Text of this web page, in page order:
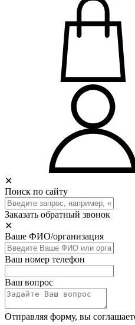
✕
Поиск по сайту
Заказать обратный звонок
✕
Ваше ФИО/организация
Ваш номер телефон
Ваш вопрос
Отправляя форму, вы